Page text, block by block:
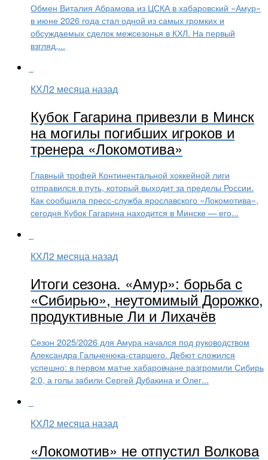
Обмен Виталия Абрамова из ЦСКА в хабаровский «Амур»
в июне 2026 года стал одной из самых громких и
обсуждаемых сделок межсезонья в КХЛ. На первый
взгляд,...
КХЛ2 месяца назад
Кубок Гагарина привезли в Минск
на могилы погибших игроков и
тренера «Локомотива»
Главный трофей Континентальной хоккейной лиги
отправился в путь, который выходит за пределы России.
Как сообщила пресс-служба ярославского «Локомотива»,
сегодня Кубок Гагарина находится в Минске — его...
КХЛ2 месяца назад
Итоги сезона. «Амур»: борьба с
«Сибирью», неутомимый Дорожко,
продуктивные Ли и Лихачёв
Сезон 2025/2026 для Амура начался под руководством
Александра Гальченюка-старшего. Дебют сложился
успешно: в первом матче хабаровчане разгромили Сибирь
2:0, а голы забили Сергей Дубакина и Олег...
КХЛ2 месяца назад
«Локомотив» не отпустил Волкова